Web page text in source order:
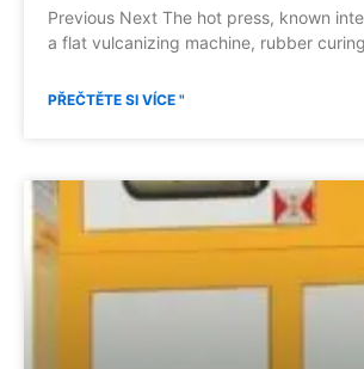
Previous Next The hot press, known
a flat vulcanizing machine, rubber
PŘEČTĚTE SI VÍCE "